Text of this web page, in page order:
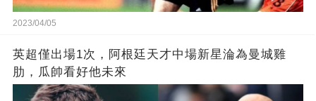
2023/04/05
英超僅出場1次，阿根廷天才中場新星淪為曼城雞
肋，瓜帥看好他未來